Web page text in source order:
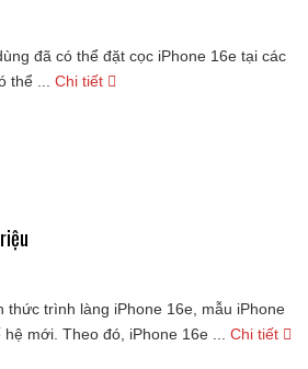
đã có thể đặt cọc iPhone 16e tại các
...
Chi tiết
thức trình làng iPhone 16e, mẫu iPhone
mới. Theo đó, iPhone 16e ... Chi tiết